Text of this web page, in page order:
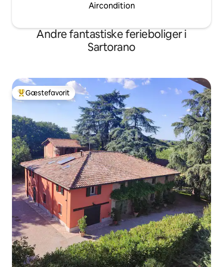
Aircondition
Andre fantastiske ferieboliger i
Sartorano
Bedste gæstefavorit
Gæstefavorit